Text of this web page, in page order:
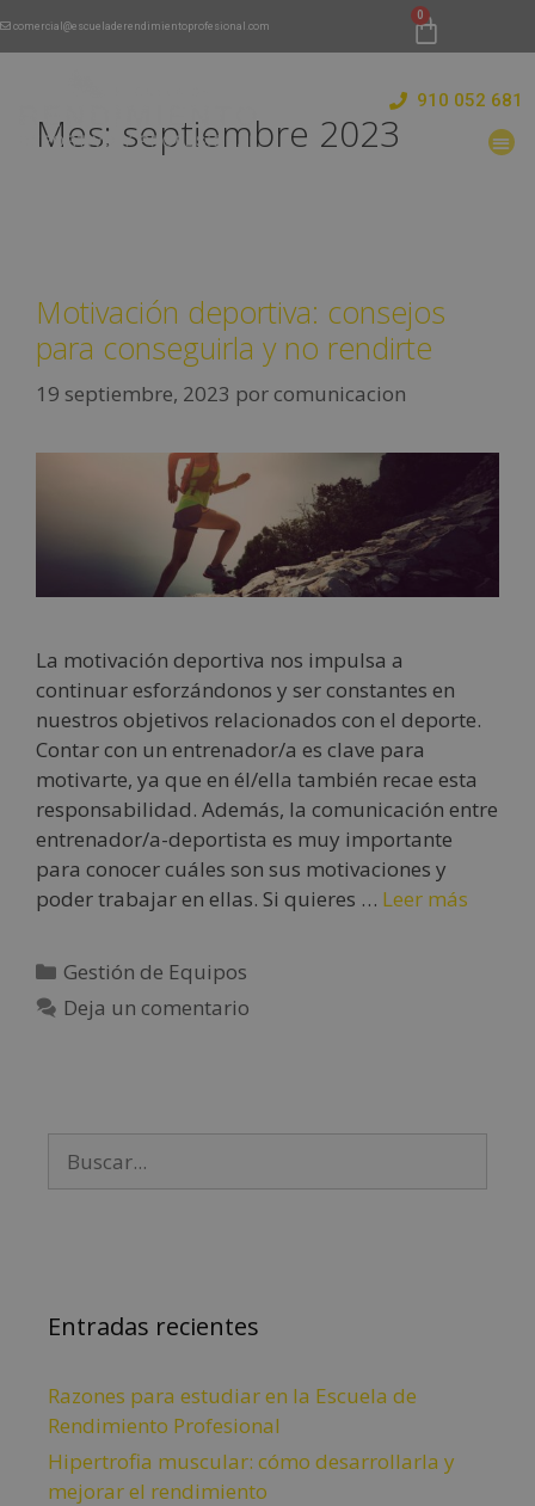
comercial@escueladerendimientoprofesional.com
910 052 681
Mes: septiembre 2023
Motivación deportiva: consejos
para conseguirla y no rendirte
19 septiembre, 2023 por comunicacion
La motivación deportiva nos impulsa a
continuar esforzándonos y ser constantes en
nuestros objetivos relacionados con el deporte.
Contar con un entrenador/a es clave para
motivarte, ya que en él/ella también recae esta
responsabilidad. Además, la comunicación entre
entrenador/a-deportista es muy importante
para conocer cuáles son sus motivaciones y
poder trabajar en ellas. Si quieres … Leer más
Gestión de Equipos
Deja un comentario
Entradas recientes
Razones para estudiar en la Escuela de
Rendimiento Profesional
Hipertrofia muscular: cómo desarrollarla y
mejorar el rendimiento